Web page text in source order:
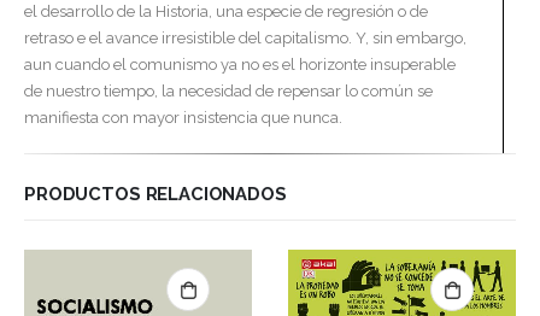
el desarrollo de la Historia, una especie de regresión o de
retraso e el avance irresistible del capitalismo. Y, sin embargo,
aun cuando el comunismo ya no es el horizonte insuperable
de nuestro tiempo, la necesidad de repensar lo común se
manifiesta con mayor insistencia que nunca.
PRODUCTOS RELACIONADOS